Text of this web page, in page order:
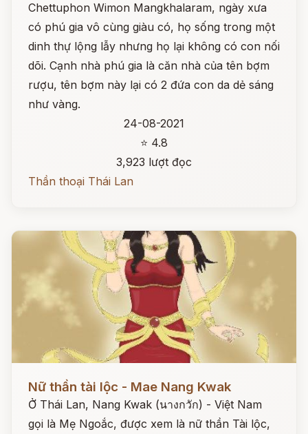
Chettuphon Wimon Mangkhalaram, ngày xưa
có phú gia vô cùng giàu có, họ sống trong một
dinh thự lộng lẫy nhưng họ lại không có con nối
dõi. Cạnh nhà phú gia là căn nhà của tên bợm
rượu, tên bợm này lại có 2 đứa con da dẻ sáng
như vàng.
24-08-2021
⭐ 4.8
3,923 lượt đọc
Thần thoại Thái Lan
Nữ thần tài lộc - Mae Nang Kwak
Ở Thái Lan, Nang Kwak (นางกวัก) - Việt Nam
gọi là Mẹ Ngoắc, được xem là nữ thần Tài lộc,